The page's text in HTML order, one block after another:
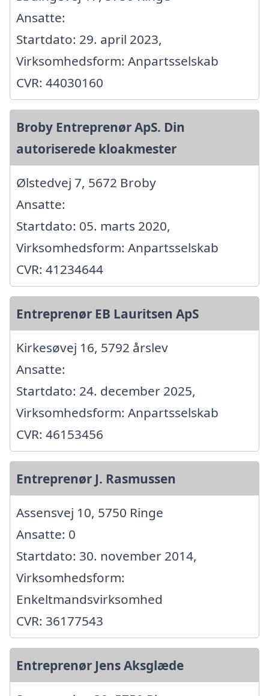
Ansatte:
Startdato: 29. april 2023,
Virksomhedsform: Anpartsselskab
CVR: 44030160
Broby Entreprenør ApS. Din
autoriserede kloakmester
Ølstedvej 7, 5672 Broby
Ansatte:
Startdato: 05. marts 2020,
Virksomhedsform: Anpartsselskab
CVR: 41234644
Entreprenør EB Lauritsen ApS
Kirkesøvej 16, 5792 årslev
Ansatte:
Startdato: 24. december 2025,
Virksomhedsform: Anpartsselskab
CVR: 46153456
Entreprenør J. Rasmussen
Assensvej 10, 5750 Ringe
Ansatte: 0
Startdato: 30. november 2014,
Virksomhedsform:
Enkeltmandsvirksomhed
CVR: 36177543
Entreprenør Jens Aksglæde